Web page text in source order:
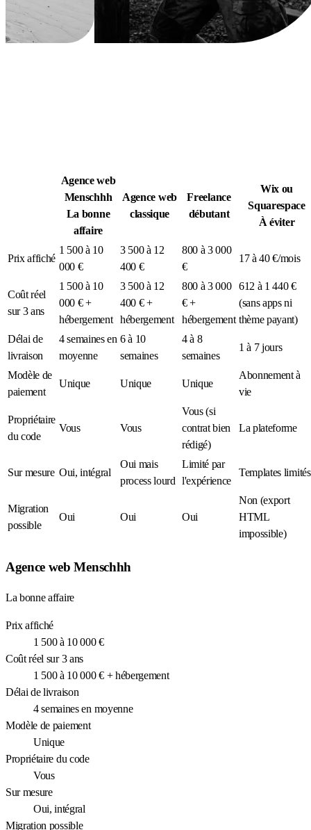
Agence web
Menschhh
La bonne
affaire
Agence web
classique
Freelance
débutant
Wix ou
Squarespace
À éviter
Prix affiché
1 500 à 10
000 €
3 500 à 12
400 €
800 à 3 000
€
17 à 40 €/mois
Coût réel
sur 3 ans
1 500 à 10
000 € +
hébergement
3 500 à 12
400 € +
hébergement
800 à 3 000
€ +
hébergement
612 à 1 440 €
(sans apps ni
thème payant)
Délai de
livraison
4 semaines en
moyenne
6 à 10
semaines
4 à 8
semaines
1 à 7 jours
Modèle de
paiement
Unique Unique Unique
Abonnement à
vie
Propriétaire
du code
Vous Vous
Vous (si
contrat bien
rédigé)
La plateforme
Sur mesure Oui, intégral
Oui mais
process lourd
Limité par
l'expérience
Templates limités
Migration
possible
Oui Oui Oui
Non (export
HTML
impossible)
Agence web Menschhh
La bonne affaire
Prix affiché
1 500 à 10 000 €
Coût réel sur 3 ans
1 500 à 10 000 € + hébergement
Délai de livraison
4 semaines en moyenne
Modèle de paiement
Unique
Propriétaire du code
Vous
Sur mesure
Oui, intégral
Migration possible